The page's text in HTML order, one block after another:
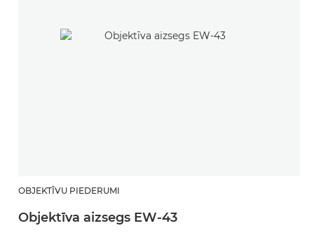
OBJEKTĪVU PIEDERUMI
Objektīva aizsegs EW-43